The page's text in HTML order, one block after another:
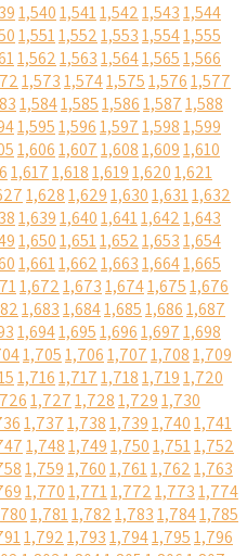
1,5401,5411,5421,5431,544
1,5511,5521,5531,5541,555
1,5621,5631,5641,5651,566
1,5731,5741,5751,5761,577
1,5841,5851,5861,5871,588
1,5951,5961,5971,5981,599
1,6061,6071,6081,6091,610
1,6171,6181,6191,6201,621
1,6281,6291,6301,6311,632
1,6391,6401,6411,6421,643
1,6501,6511,6521,6531,654
1,6611,6621,6631,6641,665
1,6721,6731,6741,6751,676
1,6831,6841,6851,6861,687
1,6941,6951,6961,6971,698
1,7051,7061,7071,7081,709
1,7161,7171,7181,7191,720
1,7271,7281,7291,730
1,7371,7381,7391,7401,741
1,7481,7491,7501,7511,752
1,7591,7601,7611,7621,763
1,7701,7711,7721,7731,774
1,7811,7821,7831,7841,785
1,7921,7931,7941,7951,796